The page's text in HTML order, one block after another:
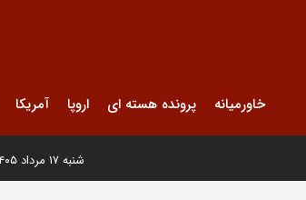
خاورمیانه پرونده هسته ای اروپا آمریکا
شنبه ۱۷ مرداد ۱۴۰۵